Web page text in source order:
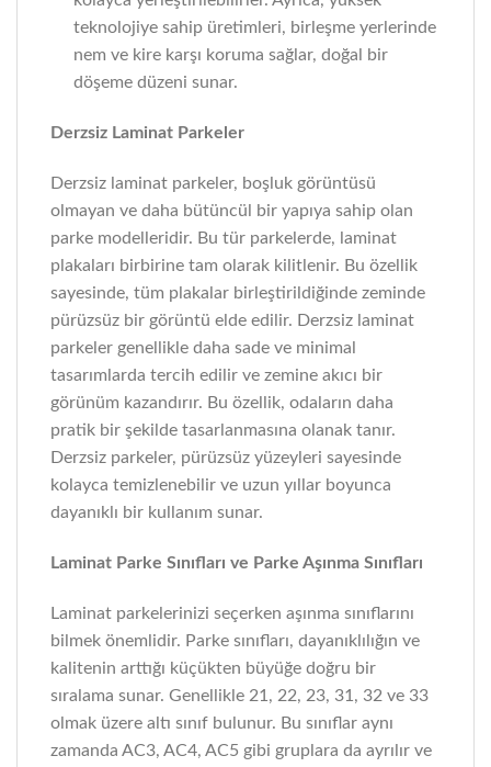
teknolojiye sahip üretimleri, birleşme yerlerinde
nem ve kire karşı koruma sağlar, doğal bir
döşeme düzeni sunar.
Derzsiz Laminat Parkeler
Derzsiz laminat parkeler, boşluk görüntüsü
olmayan ve daha bütüncül bir yapıya sahip olan
parke modelleridir. Bu tür parkelerde, laminat
plakaları birbirine tam olarak kilitlenir. Bu özellik
sayesinde, tüm plakalar birleştirildiğinde zeminde
pürüzsüz bir görüntü elde edilir. Derzsiz laminat
parkeler genellikle daha sade ve minimal
tasarımlarda tercih edilir ve zemine akıcı bir
görünüm kazandırır. Bu özellik, odaların daha
pratik bir şekilde tasarlanmasına olanak tanır.
Derzsiz parkeler, pürüzsüz yüzeyleri sayesinde
kolayca temizlenebilir ve uzun yıllar boyunca
dayanıklı bir kullanım sunar.
Laminat Parke Sınıfları ve Parke Aşınma Sınıfları
Laminat parkelerinizi seçerken aşınma sınıflarını
bilmek önemlidir. Parke sınıfları, dayanıklılığın ve
kalitenin arttığı küçükten büyüğe doğru bir
sıralama sunar. Genellikle 21, 22, 23, 31, 32 ve 33
olmak üzere altı sınıf bulunur. Bu sınıflar aynı
zamanda AC3, AC4, AC5 gibi gruplara da ayrılır ve